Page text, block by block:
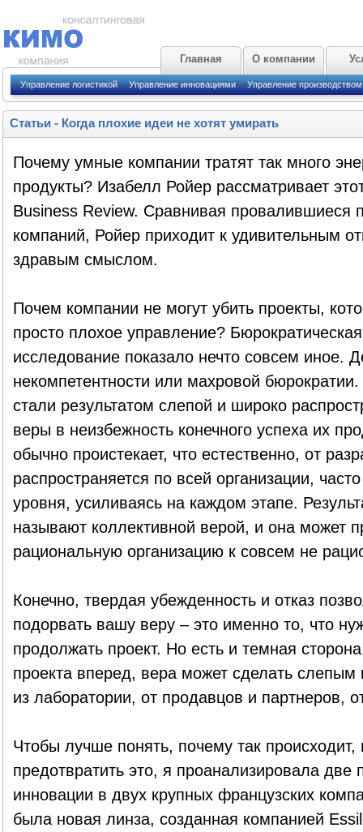
Главная О компании
Управление логистикой Управление инновациями Управление производством
Статьи- Когда плохие идеи не хотят умирать
Почему умные компании тратят так много
продукты? Изабелл Ройер рассматривает
Business Review. Сравнивая провалившиеся
компаний, Ройер приходит к удивительным
здравым смыслом.
Почем компании не могут убить проекты,
просто плохое управление?
исследование показало нечто совсем иное.
некомпетентности или махровой
стали результатом слепой и широко
веры в неизбежность конечного успеха их
обычно проистекает, что естественно, от
распространяется по всей организации,
уровня, усиливаясь на каждом этапе.
называют коллективной верой, и она может
рациональную организацию к совсем не
Конечно, твердая убежденность и отказ
подорвать вашу веру – это именно то, что
продолжать проект. Но есть и темная
проекта вперед, вера может сделать слепым
из лаборатории, от продавцов и партнеров,
Чтобы лучше понять, почему так
предотвратить это, я проанализировала
инновации в двух крупных французских
была новая линза, созданная компанией